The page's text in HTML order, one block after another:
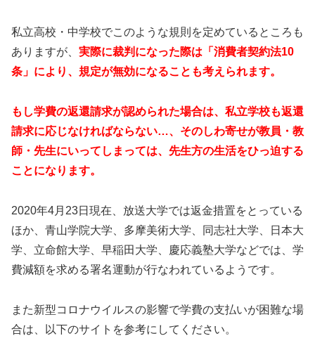
私立高校・中学校でこのような規則を定めているところも
ありますが、 実際に裁判になった際は「消費者契約法10
条」により、規定が無効になることも考えられます。
もし学費の返還請求が認められた場合は、私立学校も返還
請求に応じなければならない…、そのしわ寄せが教員・教
師・先生にいってしまっては、先生方の生活をひっ迫する
ことになります。
2020年4月23日現在、放送大学では返金措置をとっている
ほか、青山学院大学、多摩美術大学、同志社大学、日本大
学、立命館大学、早稲田大学、慶応義塾大学などでは、学
費減額を求める署名運動が行なわれているようです。
また新型コロナウイルスの影響で学費の支払いが困難な場
合は、以下のサイトを参考にしてください。